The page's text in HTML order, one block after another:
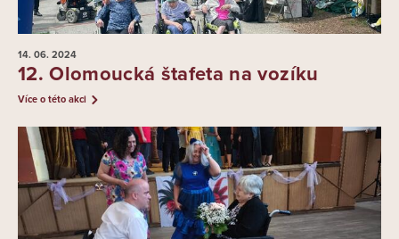
14. 06. 2024
12. Olomoucká štafeta na vozíku
Více o této akci